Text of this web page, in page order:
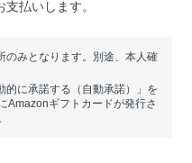
払いします。
のみとなります。別途、本人確
的に承諾する（自動承諾）」を
Amazonギフトカードが発行さ